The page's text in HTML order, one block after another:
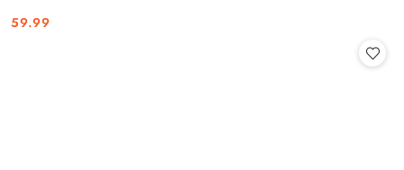
Cena:
59.99